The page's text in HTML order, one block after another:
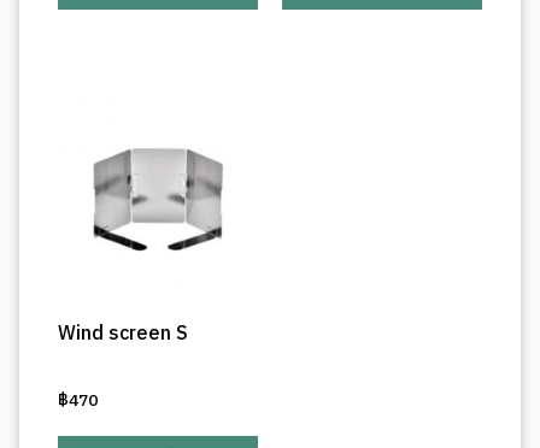
Wind screen S
฿470